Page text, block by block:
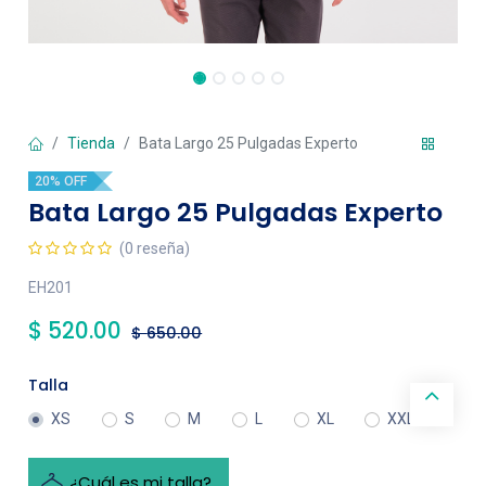
Tienda Bata Largo 25 Pulgadas Experto
20% OFF
Bata Largo 25 Pulgadas Experto
(0 reseña)
EH201
$ 520.00 $650.00
Talla
XS S M XL XXL